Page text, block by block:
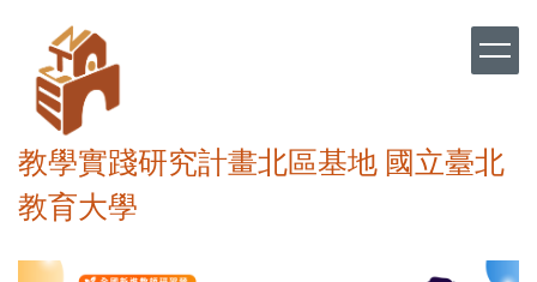
區
教學實踐研究計畫北區基地 國立臺北
教育大學